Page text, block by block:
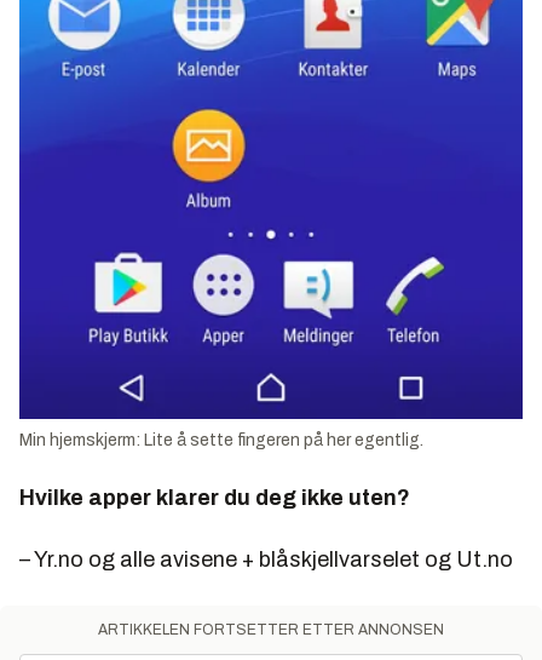
Min hjemskjerm: Lite å sette fingeren på her egentlig.
Hvilke apper klarer du deg ikke uten?
– Yr.no og alle avisene + blåskjellvarselet og Ut.no
ARTIKKELEN FORTSETTER ETTER ANNONSEN